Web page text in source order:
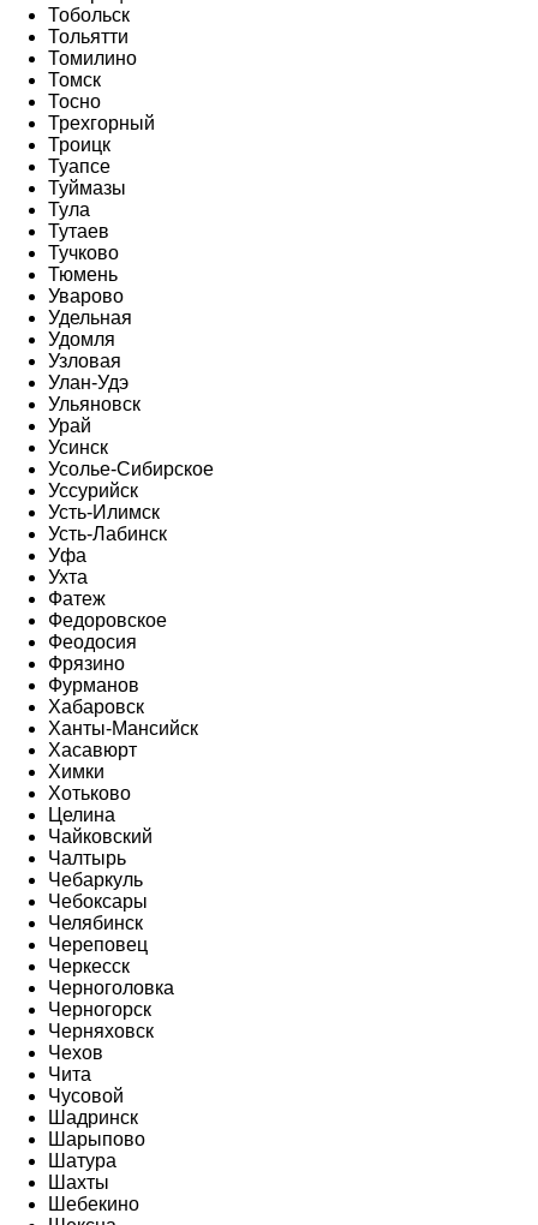
Тобольск
Тольятти
Томилино
Томск
Тосно
Трехгорный
Троицк
Туапсе
Туймазы
Тула
Тутаев
Тучково
Тюмень
Уварово
Удельная
Удомля
Узловая
Улан-Удэ
Ульяновск
Урай
Усинск
Усолье-Сибирское
Уссурийск
Усть-Илимск
Усть-Лабинск
Уфа
Ухта
Фатеж
Федоровское
Феодосия
Фрязино
Фурманов
Хабаровск
Ханты-Мансийск
Хасавюрт
Химки
Хотьково
Целина
Чайковский
Чалтырь
Чебаркуль
Чебоксары
Челябинск
Череповец
Черкесск
Черноголовка
Черногорск
Черняховск
Чехов
Чита
Чусовой
Шадринск
Шарыпово
Шатура
Шахты
Шебекино